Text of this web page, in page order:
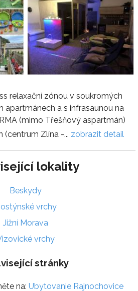
relaxační zónou v soukromých
apartmánech a s infrasaunou na
(mimo Třešňový aspartmán)
(centrum Zlína -... zobrazit detail
lokality
Beskydy
vrchy
Jižní Morava
vrchy
stránky
na: Ubytovanie Rajnochovice